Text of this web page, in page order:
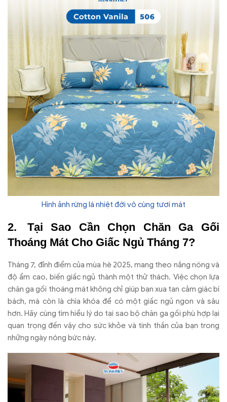
Hình ảnh rừng lá nhiệt đới vô cùng tươi mát
Tại Sao Cần Chọn Chăn Ga Gối
Thoáng Mát Cho Giấc Ngủ Tháng 7?
Tháng 7, đỉnh điểm của mùa hè 2025, mang theo nắng nóng và
độ ẩm cao, biến giấc ngủ thành một thử thách. Việc chọn lựa
chăn ga gối thoáng mát không chỉ giúp bạn xua tan cảm giác bí
bách, mà còn là chìa khóa để có một giấc ngủ ngon và sâu
hơn. Hãy cùng tìm hiểu lý do tại sao bộ chăn ga gối phù hợp lại
quan trọng đến vậy cho sức khỏe và tinh thần của bạn trong
những ngày nóng bức này.